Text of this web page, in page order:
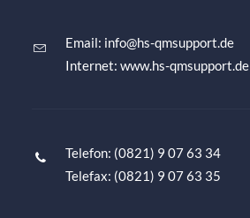
Email: info@hs-qmsupport.de
Internet: www.hs-qmsupport.de
Telefon: (0821) 9 07 63 34
Telefax: (0821) 9 07 63 35